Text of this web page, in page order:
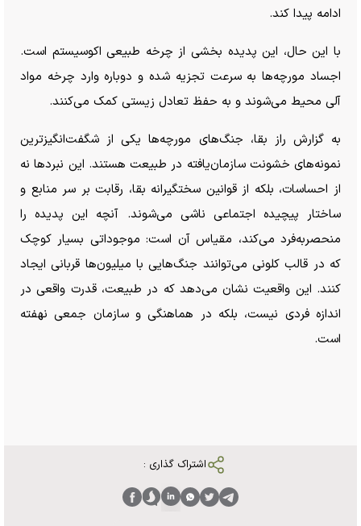
ادامه پیدا کند.
با این حال، این پدیده بخشی از چرخه طبیعی اکوسیستم است.
اجساد مورچه‌ها به سرعت تجزیه شده و دوباره وارد چرخه مواد
آلی محیط می‌شوند و به حفظ تعادل زیستی کمک می‌کنند.
به گزارش راز بقا، جنگ‌های مورچه‌ها یکی از شگفت‌انگیزترین
نمونه‌های خشونت سازمان‌یافته در طبیعت هستند. این نبرد‌ها نه
از احساسات، بلکه از قوانین سختگیرانه بقا، رقابت بر سر منابع و
ساختار پیچیده اجتماعی ناشی می‌شوند. آنچه این پدیده را
منحصر‌به‌فرد می‌کند، مقیاس آن است: موجوداتی بسیار کوچک
که در قالب کلونی می‌توانند جنگ‌هایی با میلیون‌ها قربانی ایجاد
کنند. این واقعیت نشان می‌دهد که در طبیعت، قدرت واقعی در
اندازه فردی نیست، بلکه در هماهنگی و سازمان جمعی نهفته
است.
اشتراک گذاری :